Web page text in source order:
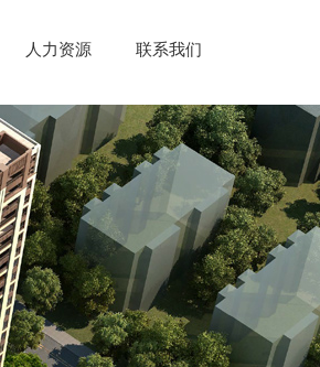
人力资源 联系我们